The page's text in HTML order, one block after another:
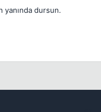
yanında dursun.